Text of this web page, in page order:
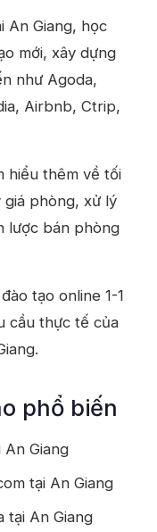
An Giang, học
mới, xây dựng
như Agoda,
Airbnb, Ctrip,
hiểu thêm về tối
giá phòng, xử lý
lược bán phòng
tạo online 1-1
cầu thực tế của
phổ biến
Giang
tại An Giang
tại An Giang